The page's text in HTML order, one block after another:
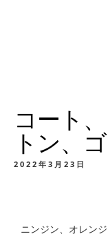
コート
トン、
2022年3月23日
ニンジン、オレン